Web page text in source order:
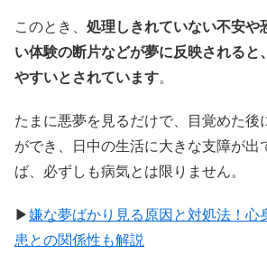
このとき、 処理しきれていない不安や
い体験の断片などが夢に反映されると
やすいとされています。
たまに悪夢を見るだけで、目覚めた後
ができ、日中の生活に大きな支障が出
ば、必ずしも病気とは限りません。
▶嫌な夢ばかり見る原因と対処法！心
患との関係性も解説